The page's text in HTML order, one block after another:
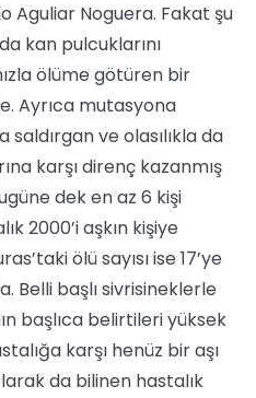
Aguliar Noguera. Fakat şu
kan pulcuklarını
ölüme götüren bir
Ayrıca mutasyona
ve olasılıkla da
karşı direnç kazanmış
dek en az 6 kişi
2000’i aşkın kişiye
ölü sayısı ise 17’ye
Belli başlı sivrisineklerle
başlıca belirtileri yüksek
karşı henüz bir aşı
da bilinen hastalık